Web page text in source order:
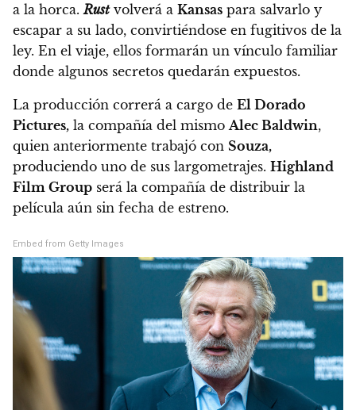
a la horca. Rustvolverá a Kansas para salvarlo y
escapar a su lado, convirtiéndose en fugitivos de la
ley. En el viaje, ellos formarán un vínculo familiar
donde algunos secretos quedarán expuestos.
La producción correrá a cargo de El Dorado
Pictures, la compañía del mismo Alec Baldwin,
quien anteriormente trabajó con Souza,
produciendo uno de sus largometrajes. Highland
Film Group será la compañía de distribuir la
película aún sin fecha de estreno.
Embed from Getty Images